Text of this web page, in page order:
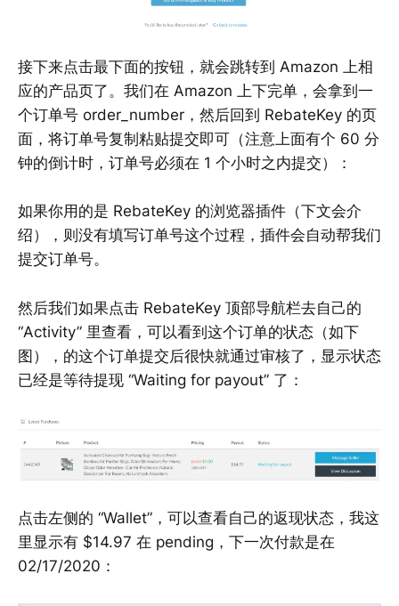
接下来点击最下面的按钮，就会跳转到 Amazon 上相
应的产品页了。我们在 Amazon 上下完单，会拿到一
个订单号 order_number，然后回到 RebateKey 的页
面，将订单号复制粘贴提交即可（注意上面有个 60 分
钟的倒计时，订单号必须在 1 个小时之内提交）：
如果你用的是 RebateKey 的浏览器插件（下文会介
绍），则没有填写订单号这个过程，插件会自动帮我们
提交订单号。
然后我们如果点击 RebateKey 顶部导航栏去自己的
“Activity” 里查看，可以看到这个订单的状态（如下
图），的这个订单提交后很快就通过审核了，显示状态
已经是等待提现 “Waiting for payout” 了：
点击左侧的 “Wallet”，可以查看自己的返现状态，我这
里显示有 $14.97 在 pending，下一次付款是在
02/17/2020：